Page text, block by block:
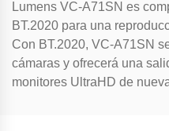
Lumens VC-A71SN es
BT.2020 para una
Con BT.2020, VC-A71SN
cámaras y ofrecerá una
monitores UltraHD de